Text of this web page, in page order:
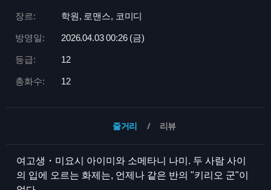
장르: 학원, 로맨스, 코미디
방영일: 2026.04.03 00:26 (금)
등급: 12
총화수: 12
줄거리 리뷰
여고생・미요시 아이미와 소메타니 나미. 두 사람 사이
의 입에 오르는 화제는, 언제나 같은 반의 "키리오 군"이